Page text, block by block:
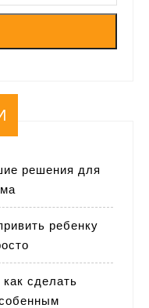
решения для
ребенку
сделать